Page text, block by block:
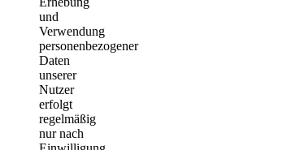
und
Verwendung
personenbezogener
Daten
unserer
Nutzer
erfolgt
regelmäßig
nur nach